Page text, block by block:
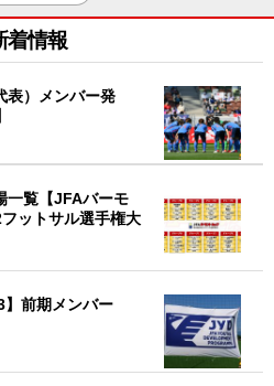
着情報
表）メンバー発
一覧【JFAバーモ
ットサル選手権大
】前期メンバー